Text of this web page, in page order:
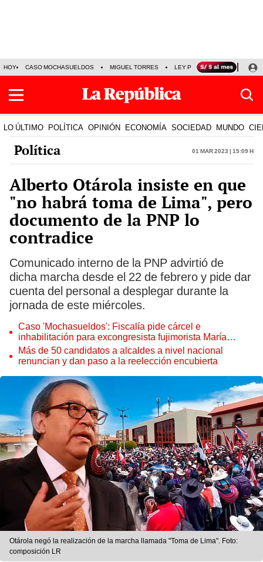
HOY CASO MOCHASUELDOS MIGUEL TORRES LEY PULPÍN PRECIO DEL
LO ÚLTIMO POLÍTICA OPINIÓN ECONOMÍA SOCIEDAD MUNDO
Política 01 Mar 2023 | 15:09 h
Alberto Otárola insiste en que
"no habrá toma de Lima", pero
documento de la PNP lo
contradice
Comunicado interno de la PNP advirtió de
dicha marcha desde el 22 de febrero y pide dar
cuenta del personal a desplegar durante la
jornada de este miércoles.
Caso 'Mochasueldos': Fiscalía pide cárcel e
inhabilitación para excongresista fujimorista María
Cordero Jon Tay
Más de 50 candidatos a alcaldes a nivel nacional
renuncian y dan paso a la reelección encubierta
Otárola negó la realización de la marcha llamada "Toma de Lima". Foto:
composición LR